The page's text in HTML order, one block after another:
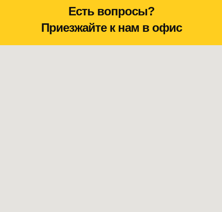
Есть вопросы?
Приезжайте к нам в офис